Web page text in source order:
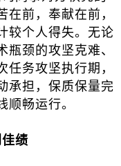
前，奉献在前，
较个人得失。无论
瓶颈的攻坚克难、
务攻坚执行期，
承担，保质保量完
顺畅运行。
绩